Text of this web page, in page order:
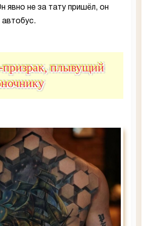
явно не за тату пришёл, он
призрак, плывущий